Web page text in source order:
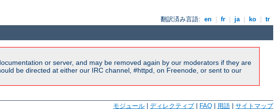
翻訳済み言語: en fr ja ko tr
or server, and may be removed again by our moderators if they are
be directed at either our IRC channel, #httpd, on Freenode, or sent to our
モジュール | ディレクティブ | FAQ | 用語 | サイトマップ